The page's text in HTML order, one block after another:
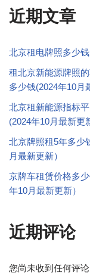
近期文章
北京租电牌照多少
租北京新能源牌照
多少钱(2024年10月
北京租新能源指标
(2024年10月最新更
北京牌照租5年多少
月最新更新）
京牌车租赁价格多
年10月最新更新）
近期评论
您尚未收到任何评论